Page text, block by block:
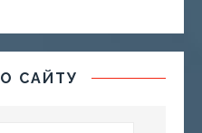
САЙТУ